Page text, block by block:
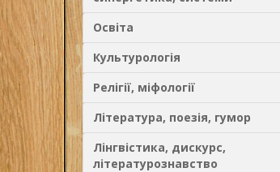
Освіта
Культурологія
Релігії, міфології
Література, поезія, гумор
Лінгвістика, дискурс,
літературознавство